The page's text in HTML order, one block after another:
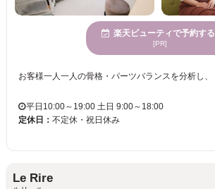
楽天ビューティで予約する
[PR]
平日10:00～19:00 土日 9:00～18:00
定休日： 不定休・祝日休み
Le Rire